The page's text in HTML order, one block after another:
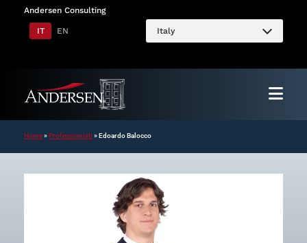
contenuto
Andersen Consulting
IT EN Italy
Home»Professionisti »Edoardo Balocco